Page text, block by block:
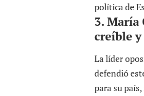
política de
3.María
creíble
La líder
defendió
para su